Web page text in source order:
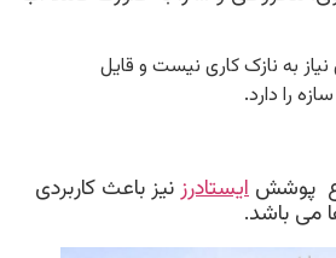
به نازک کاری نیست و قایل
را دارد.
پوشش ایستادرزنیز باعث کاربردی
می باشد.